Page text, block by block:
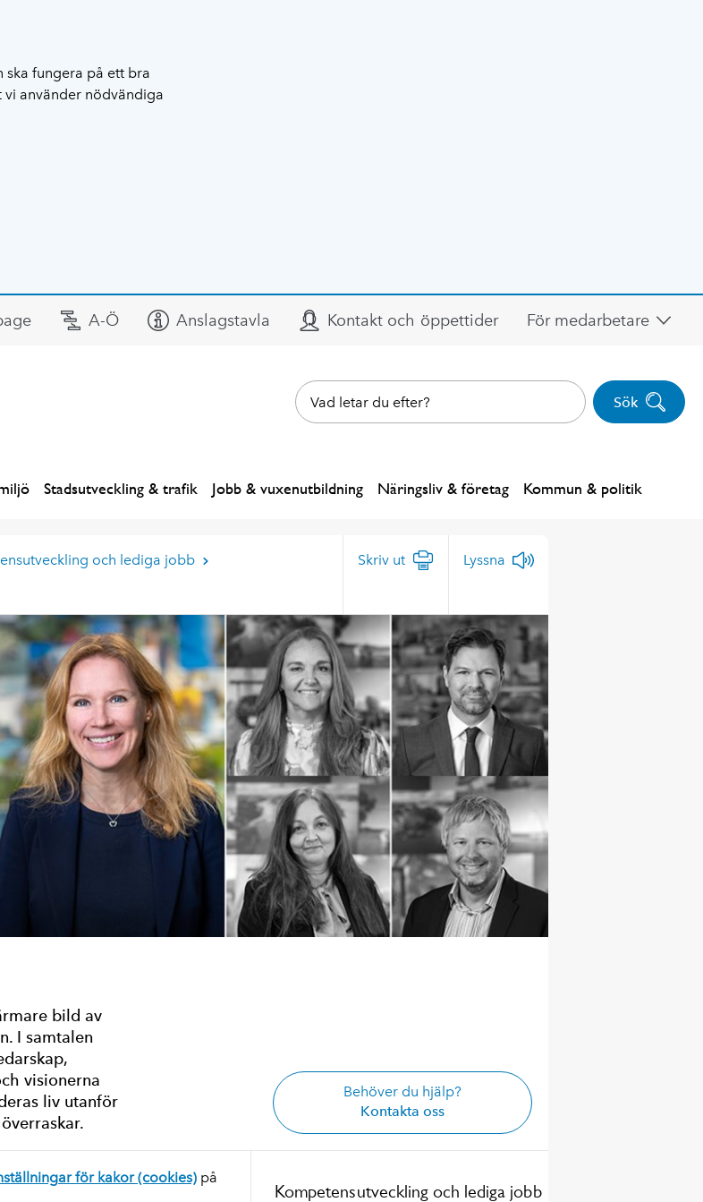
ska fungera på ett bra
använder nödvändiga
A-Ö Anslagstavla Kontakt och öppettider För medarbetare
Sök
Stadsutveckling & trafik Jobb & vuxenutbildning Näringsliv & företag Kommun & politik
och lediga jobb
Skriv ut Lyssna
bild av
I samtalen
visionerna
liv utanför
Behöver du hjälp?
Kontakta oss
Kompetensutveckling och lediga jobb
för kakor (cookies)på